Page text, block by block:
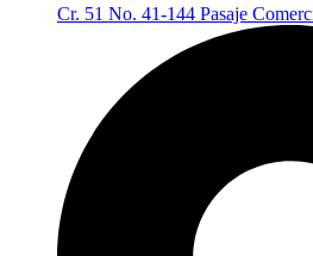
Cr. 51 No. 41-144 Pasaje